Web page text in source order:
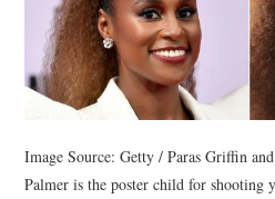
Image Source: Getty / Paras Griffin
Palmer is the poster child for shooting